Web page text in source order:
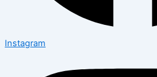
Instagram